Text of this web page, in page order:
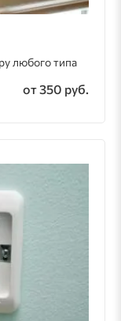
любого типа
от 350 руб.